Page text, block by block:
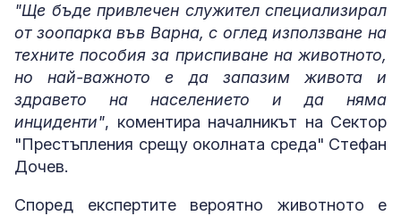
"Ще бъде привлечен служител специализирал
от зоопарка във Варна, с оглед използване на
техните пособия за приспиване на животното,
но най-важното е да запазим живота и
здравето на населението и да няма
инциденти", коментира началникът на Сектор
"Престъпления срещу околната среда" Стефан
Дочев.
Според експертите вероятно животното е